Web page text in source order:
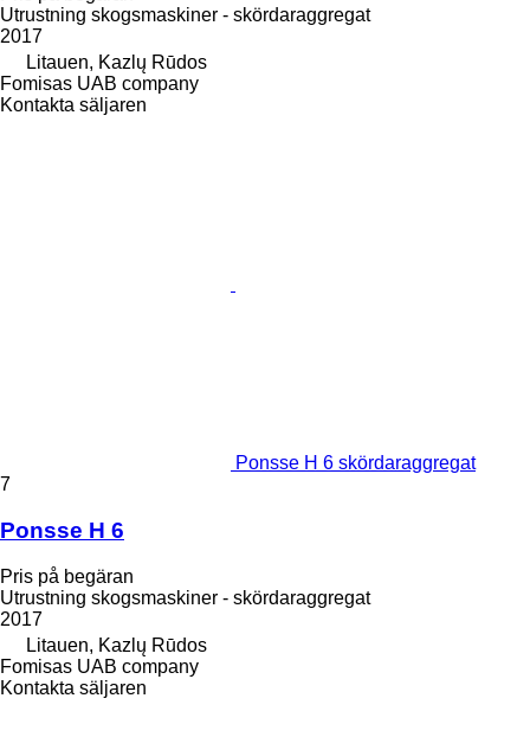
Utrustning skogsmaskiner - skördaraggregat
2017
Litauen, Kazlų Rūdos
Fomisas UAB company
Kontakta säljaren
Ponsse H 6 skördaraggregat
7
Ponsse H 6
Pris på begäran
Utrustning skogsmaskiner - skördaraggregat
2017
Litauen, Kazlų Rūdos
Fomisas UAB company
Kontakta säljaren